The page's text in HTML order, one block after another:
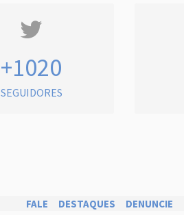
+1020
SEGUIDORES
FALE DESTAQUES DENUNCIE